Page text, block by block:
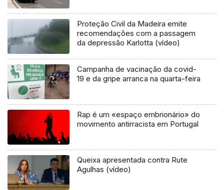
Proteção Civil da Madeira emite
recomendações com a passagem
da depressão Karlotta (vídeo)
Campanha de vacinação da covid-
19 e da gripe arranca na quarta-feira
Rap é um «espaço embrionário» do
movimento antirracista em Portugal
Queixa apresentada contra Rute
Agulhas (vídeo)